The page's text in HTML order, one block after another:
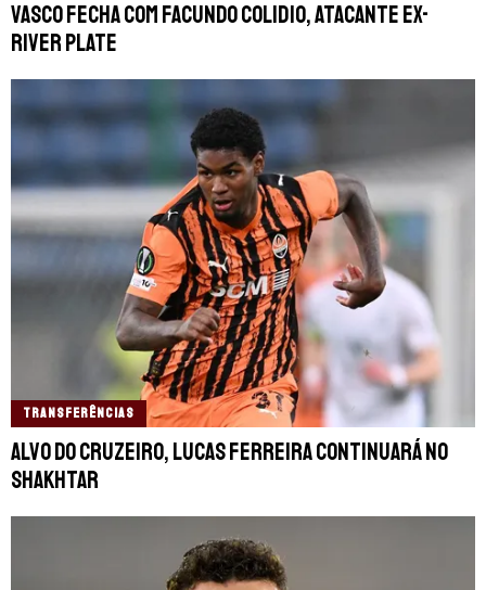
Vasco fecha com Facundo Colidio, atacante ex-
River Plate
TRANSFERÊNCIAS
Alvo do Cruzeiro, Lucas Ferreira continuará no
Shakhtar